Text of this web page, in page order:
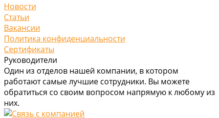
Новости
Статьи
Вакансии
Политика конфиденциальности
Сертификаты
Руководители
Один из отделов нашей компании, в котором
работают самые лучшие сотрудники. Вы можете
обратиться со своим вопросом напрямую к любому из
них.